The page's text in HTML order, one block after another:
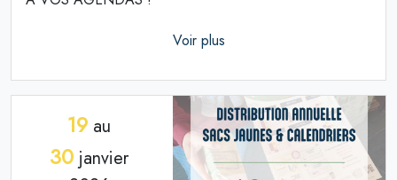
Voir plus
19 au
30 janvier